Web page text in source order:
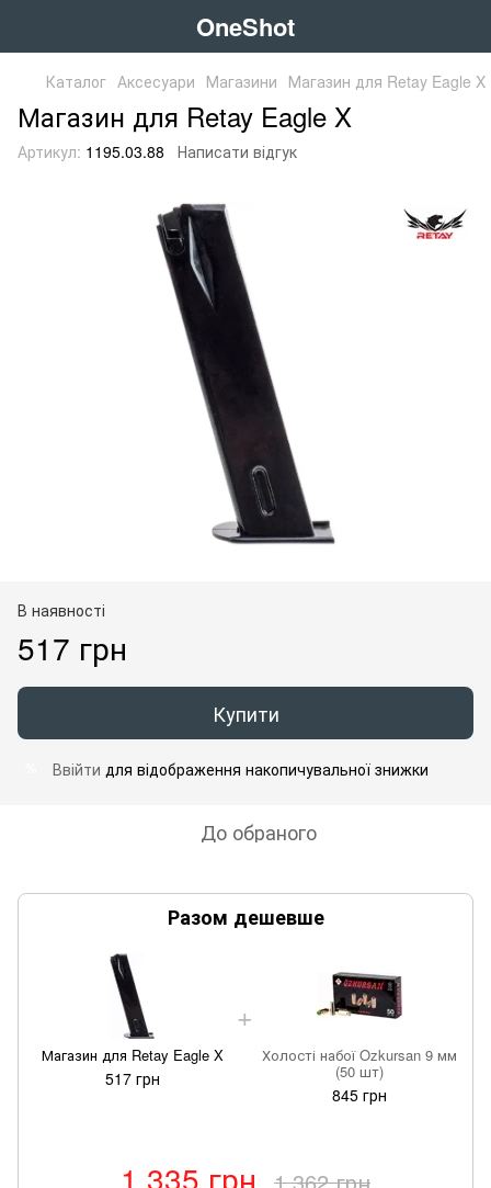
OneShot
Каталог Аксесуари Магазини Магазин для Retay Eagle X
Магазин для Retay Eagle X
Артикул: 1195.03.88 Написати відгук
В наявності
517 грн
Купити
Ввійти для відображення накопичувальної знижки
До обраного
Разом дешевше
Магазин для Retay Eagle X
517 грн
Холості набої Ozkursan 9 мм
(50 шт)
845 грн
1 335 грн 1 362 грн